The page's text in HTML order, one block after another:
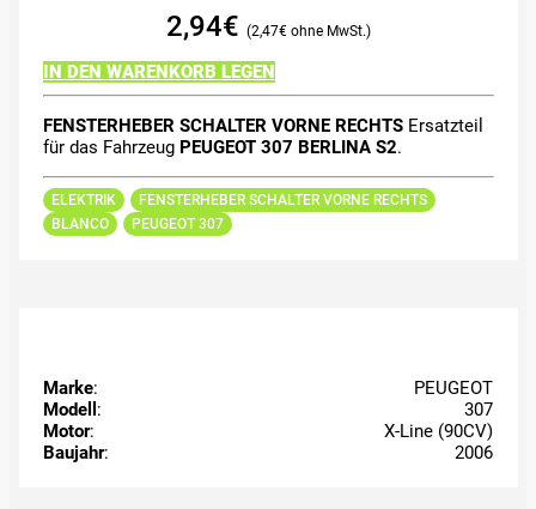
2,94€ 2,47€
IN DEN WARENKORB LEGEN
FENSTERHEBER SCHALTER VORNE RECHTSErsatzteil
für das Fahrzeug PEUGEOT 307 BERLINA S2.
ELEKTRIK
FENSTERHEBER SCHALTER VORNE RECHTS
BLANCO
PEUGEOT 307
Marke:
PEUGEOT
Modell :
307
Motor:
X-Line (90CV)
Baujahr: 2006